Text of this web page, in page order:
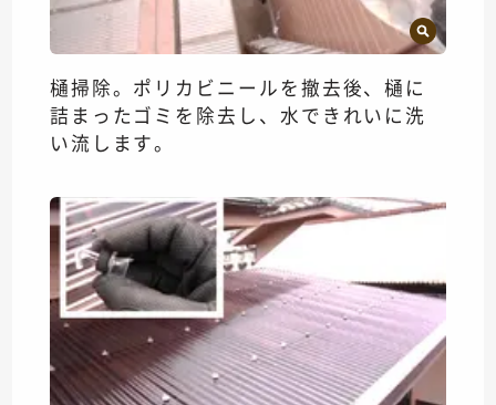
樋掃除。ポリカビニールを撤去後、樋に
詰まったゴミを除去し、水できれいに洗
い流します。